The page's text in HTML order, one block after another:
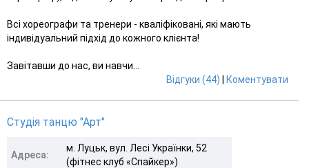
Всі хореографи та тренери - кваліфіковані, які мають
індивідуальний підхід до кожного клієнта!
Завітавши до нас, ви навчи...
Відгуки (44)
Коментувати
Студія танцю "Арт"
Адреса:
м. Луцьк, вул. Лесі Українки, 52
(фітнес клуб «Спайкер»)